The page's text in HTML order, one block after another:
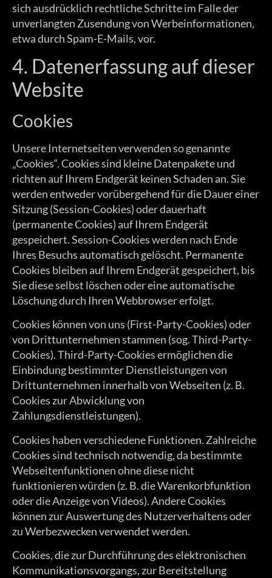
sich ausdrücklich rechtliche Schritte im Falle der
unverlangten Zusendung von Werbeinformationen,
etwa durch Spam-E-Mails, vor.
4. Datenerfassung auf dieser
Website
Cookies
Unsere Internetseiten verwenden so genannte
„Cookies“. Cookies sind kleine Datenpakete und
richten auf Ihrem Endgerät keinen Schaden an. Sie
werden entweder vorübergehend für die Dauer einer
Sitzung (Session-Cookies) oder dauerhaft
(permanente Cookies) auf Ihrem Endgerät
gespeichert. Session-Cookies werden nach Ende
Ihres Besuchs automatisch gelöscht. Permanente
Cookies bleiben auf Ihrem Endgerät gespeichert, bis
Sie diese selbst löschen oder eine automatische
Löschung durch Ihren Webbrowser erfolgt.
Cookies können von uns (First-Party-Cookies) oder
von Drittunternehmen stammen (sog. Third-Party-
Cookies). Third-Party-Cookies ermöglichen die
Einbindung bestimmter Dienstleistungen von
Drittunternehmen innerhalb von Webseiten (z. B.
Cookies zur Abwicklung von
Zahlungsdienstleistungen).
Cookies haben verschiedene Funktionen. Zahlreiche
Cookies sind technisch notwendig, da bestimmte
Webseitenfunktionen ohne diese nicht
funktionieren würden (z. B. die Warenkorbfunktion
oder die Anzeige von Videos). Andere Cookies
können zur Auswertung des Nutzerverhaltens oder
zu Werbezwecken verwendet werden.
Cookies, die zur Durchführung des elektronischen
Kommunikationsvorgangs, zur Bereitstellung